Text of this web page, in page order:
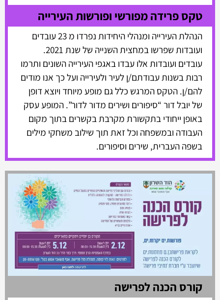
טקס פרידה מפורשי ופורשות העירייה
הנהלת העירייה ומנהלי היחידות נפרדו מ 23 עובדים
ועובדות שפרשו במחצית השנייה של שנת 2021.
עובדים ועובדות אלו עבדו באגפי העירייה השונים ותרמו
רבות בשנות עבודתם/ן לעיר ולעירייה ועל כך אנו מודים
להם/ן. הטקס המרגש כלל גם מופע מיוחד ויוצא דופן
של יובל דור “סיפורים ושירים מדור לדור”. המופע עסק
באופן ייחודי בתקשורת מקרבת בקשרים בתוך מקום
העבודה ובמשפחה וכל זאת תוך שילוב משחקי מילים
בשפה העברית, שירים וסיפורים.
קורס הכנה לפרישה